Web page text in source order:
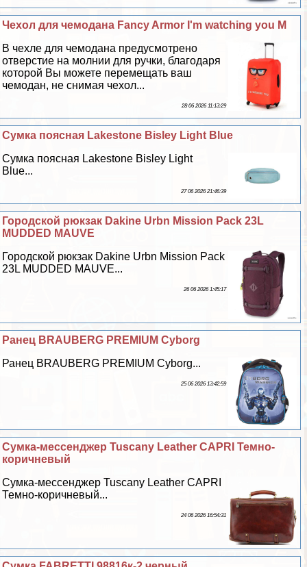
Чехол для чемодана Fancy Armor I'm watching you M
В чехле для чемодана предусмотрено
отверстие на молнии для ручки, благодаря
которой Вы можете перемещать ваш
чемодан, не снимая чехол...
28 06 2026 11:13:29
Сумка поясная Lakestone Bisley Light Blue
Сумка поясная Lakestone Bisley Light
Blue...
27 06 2026 21:46:39
Городской рюкзак Dakine Urbn Mission Pack 23L
MUDDED MAUVE
Городской рюкзак Dakine Urbn Mission Pack
23L MUDDED MAUVE...
26 06 2026 1:45:17
Ранец BRAUBERG PREMIUM Cyborg
Ранец BRAUBERG PREMIUM Cyborg...
25 06 2026 13:42:59
Сумка-мессенджер Tuscany Leather CAPRI Темно-
коричневый
Сумка-мессенджер Tuscany Leather CAPRI
Темно-коричневый...
24 06 2026 16:54:31